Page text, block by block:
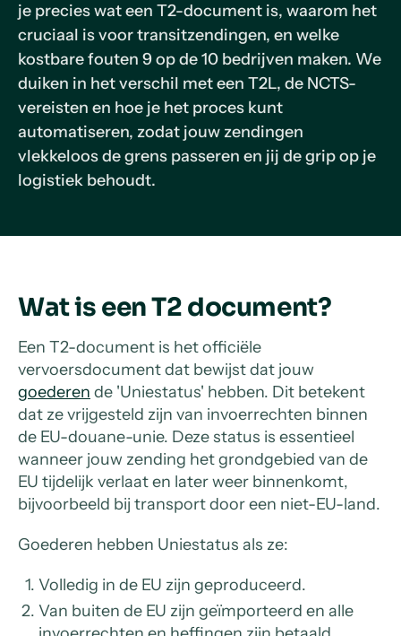
je precies wat een T2-document is, waarom het
cruciaal is voor transitzendingen, en welke
kostbare fouten 9 op de 10 bedrijven maken. We
duiken in het verschil met een T2L, de NCTS-
vereisten en hoe je het proces kunt
automatiseren, zodat jouw zendingen
vlekkeloos de grens passeren en jij de grip op je
logistiek behoudt.
Wat is een T2 document?
Een T2-document is het officiële
vervoersdocument dat bewijst dat jouw
goederen de 'Uniestatus' hebben. Dit betekent
dat ze vrijgesteld zijn van invoerrechten binnen
de EU-douane-unie. Deze status is essentieel
wanneer jouw zending het grondgebied van de
EU tijdelijk verlaat en later weer binnenkomt,
bijvoorbeeld bij transport door een niet-EU-land.
Goederen hebben Uniestatus als ze:
Volledig in de EU zijn geproduceerd.
Van buiten de EU zijn geïmporteerd en alle